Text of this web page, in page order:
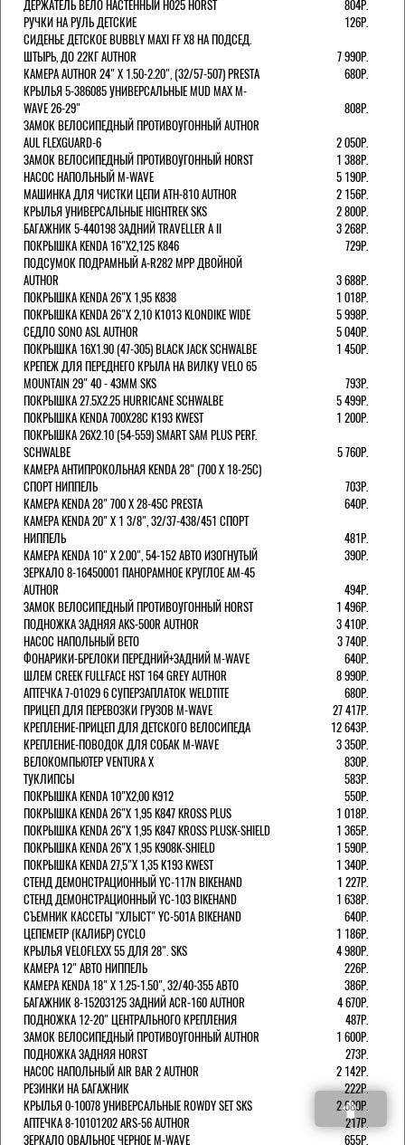
ДЕРЖАТЕЛЬ ВЕЛО НАСТЕННЫЙ H025 HORST
804Р.
РУЧКИ НА РУЛЬ ДЕТСКИЕ
126Р.
СИДЕНЬЕ ДЕТСКОЕ BUBBLY MAXI FF X8 НА ПОДСЕД.
ШТЫРЬ, ДО 22КГ AUTHOR
7 990Р.
КАМЕРА AUTHOR 24" Х 1.50-2.20", (32/57-507) PRESTA
680Р.
КРЫЛЬЯ 5-386085 УНИВЕРСАЛЬНЫЕ MUD MAX M-
WAVE 26-29"
808Р.
ЗАМОК ВЕЛОСИПЕДНЫЙ ПРОТИВОУГОННЫЙ AUTHOR
AUL FLEXGUARD-6
2 050Р.
ЗАМОК ВЕЛОСИПЕДНЫЙ ПРОТИВОУГОННЫЙ HORST
1 388Р.
НАСОС НАПОЛЬНЫЙ M-WAVE
5 190Р.
МАШИНКА ДЛЯ ЧИСТКИ ЦЕПИ ATH-810 AUTHOR
2 156Р.
КРЫЛЬЯ УНИВЕРСАЛЬНЫЕ HIGHTREK SKS
2 800Р.
БАГАЖНИК 5-440198 ЗАДНИЙ TRAVELLER A II
3 268Р.
ПОКРЫШКА KENDA 16"Х2,125 K846
729Р.
ПОДСУМОК ПОДРАМНЫЙ A-R282 MPP ДВОЙНОЙ
AUTHOR
3 688Р.
ПОКРЫШКА KENDA 26"Х 1,95 K838
1 018Р.
ПОКРЫШКА KENDA 26"Х 2,10 K1013 KLONDIKE WIDE
5 998Р.
СЕДЛО SONO ASL AUTHOR
5 040Р.
ПОКРЫШКА 16X1.90 (47-305) BLACK JACK SCHWALBE
1 450Р.
КРЕПЕЖ ДЛЯ ПЕРЕДНЕГО КРЫЛА НА ВИЛКУ VELO 65
MOUNTAIN 29" 40 - 43ММ SKS
793Р.
ПОКРЫШКА 27.5X2.25 HURRICANE SCHWALBE
5 499Р.
ПОКРЫШКА KENDA 700Х28С K193 KWEST
1 200Р.
ПОКРЫШКА 26X2.10 (54-559) SMART SAM PLUS PERF.
SCHWALBE
5 760Р.
КАМЕРА АНТИПРОКОЛЬНАЯ KENDA 28" (700 Х 18-25C)
СПОРТ НИППЕЛЬ
703Р.
КАМЕРА KENDA 28" 700 Х 28-45С PRESTA
640Р.
КАМЕРА KENDA 20" Х 1 3/8", 32/37-438/451 СПОРТ
НИППЕЛЬ
481Р.
КАМЕРА KENDA 10" Х 2.00", 54-152 АВТО ИЗОГНУТЫЙ
390Р.
ЗЕРКАЛО 8-16450001 ПАНОРАМНОЕ КРУГЛОЕ AM-45
AUTHOR
494Р.
ЗАМОК ВЕЛОСИПЕДНЫЙ ПРОТИВОУГОННЫЙ HORST
1 496Р.
ПОДНОЖКА ЗАДНЯЯ AKS-500R AUTHOR
3 410Р.
НАСОС НАПОЛЬНЫЙ BETO
3 740Р.
ФОНАРИКИ-БРЕЛОКИ ПЕРЕДНИЙ+ЗАДНИЙ M-WAVE
640Р.
ШЛЕМ CREEK FULLFACE HST 164 GREY AUTHOR
8 990Р.
АПТЕЧКА 7-01029 6 СУПЕРЗАПЛАТОК WELDTITE
680Р.
ПРИЦЕП ДЛЯ ПЕРЕВОЗКИ ГРУЗОВ M-WAVE
27 417Р.
КРЕПЛЕНИЕ-ПРИЦЕП ДЛЯ ДЕТСКОГО ВЕЛОСИПЕДА
12 643Р.
КРЕПЛЕНИЕ-ПОВОДОК ДЛЯ СОБАК M-WAVE
3 350Р.
ВЕЛОКОМПЬЮТЕР VENTURA Х
830Р.
ТУКЛИПСЫ
583Р.
ПОКРЫШКА KENDA 10"Х2,00 K912
550Р.
ПОКРЫШКА KENDA 26"Х 1,95 K847 KROSS PLUS
1 018Р.
ПОКРЫШКА KENDA 26"Х 1,95 K847 KROSS PLUSK-SHIELD
1 365Р.
ПОКРЫШКА KENDA 26"Х 1,95 K908K-SHIELD
1 590Р.
ПОКРЫШКА KENDA 27,5"Х 1,35 K193 KWEST
1 340Р.
СТЕНД ДЕМОНСТРАЦИОННЫЙ YC-117N BIKEHAND
1 227Р.
СТЕНД ДЕМОНСТРАЦИОННЫЙ YC-103 BIKEHAND
1 638Р.
СЪЕМНИК КАССЕТЫ "ХЛЫСТ" YC-501A BIKEHAND
640Р.
ЦЕПЕМЕТР (КАЛИБР) CYCLO
1 186Р.
КРЫЛЬЯ VELOFLEXX 55 ДЛЯ 28". SKS
4 980Р.
КАМЕРА 12" АВТО НИППЕЛЬ
226Р.
КАМЕРА KENDA 18" Х 1.25-1.50", 32/40-355 АВТО
386Р.
БАГАЖНИК 8-15203125 ЗАДНИЙ ACR-160 AUTHOR
4 670Р.
ПОДНОЖКА 12-20" ЦЕНТРАЛЬНОГО КРЕПЛЕНИЯ
487Р.
ЗАМОК ВЕЛОСИПЕДНЫЙ ПРОТИВОУГОННЫЙ AUTHOR
1 600Р.
ПОДНОЖКА ЗАДНЯЯ HORST
273Р.
НАСОС НАПОЛЬНЫЙ AIR BAR 2 AUTHOR
2 142Р.
РЕЗИНКИ НА БАГАЖНИК
222Р.
КРЫЛЬЯ 0-10078 УНИВЕРСАЛЬНЫЕ ROWDY SET SKS
2 680Р.
АПТЕЧКА 8-10101202 ARS-56 AUTHOR
217Р.
ЗЕРКАЛО ОВАЛЬНОЕ ЧЕРНОЕ M-WAVE
655Р.